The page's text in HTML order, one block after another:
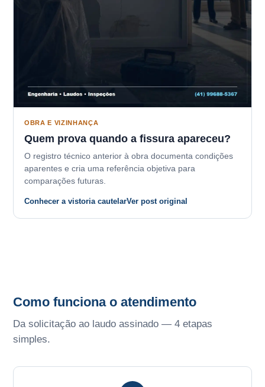
OBRA E VIZINHANÇA
Quem prova quando a fissura apareceu?
O registro técnico anterior à obra documenta condições
aparentes e cria uma referência objetiva para
comparações futuras.
Conhecer a vistoria cautelarVer post original
Como funciona o atendimento
Da solicitação ao laudo assinado — 4 etapas
simples.